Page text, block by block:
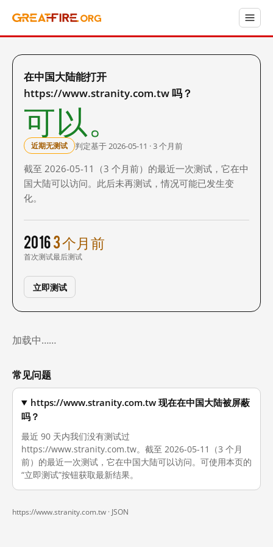
在中国大陆能打开
https://www.stranity.com.tw 吗？
可以。
近期无测试 判定基于 2026-05-11 · 3 个月前
截至 2026-05-11（3 个月前）的最近一次测试，它在中
国大陆可以访问。此后未再测试，情况可能已发生变
化。
2016
首次测试
3 个月前
最后测试
立即测试
加载中……
常见问题
https://www.stranity.com.tw 现在在中国大陆被屏蔽
吗？
最近 90 天内我们没有测试过
https://www.stranity.com.tw。截至 2026-05-11（3 个月
前）的最近一次测试，它在中国大陆可以访问。可使用本页的
“立即测试”按钮获取最新结果。
https://www.stranity.com.tw · JSON